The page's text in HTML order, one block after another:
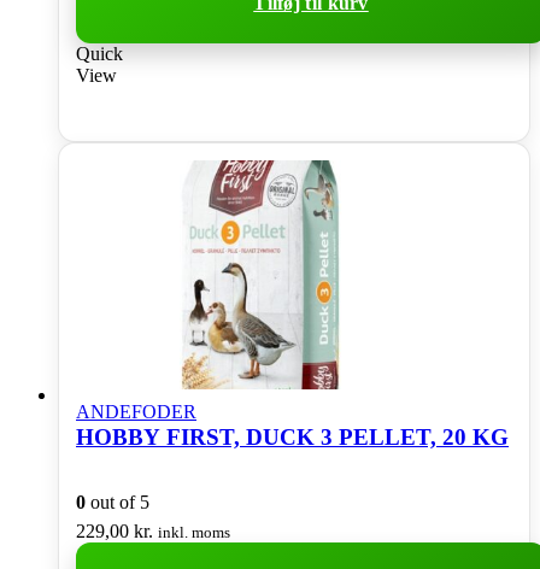
Quick
View
ANDEFODER
HOBBY FIRST, DUCK 3 PELLET, 20 KG
0 out of 5
229,00 kr. inkl. moms